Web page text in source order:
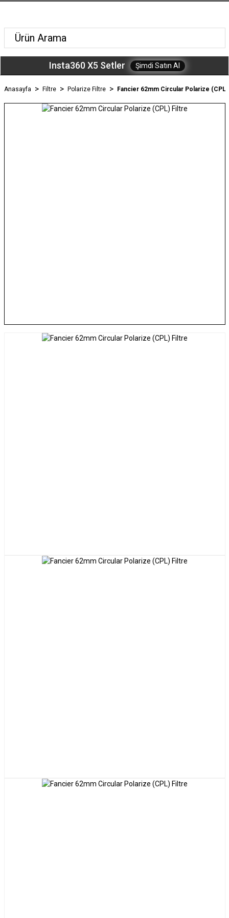
Insta360 X5 Setler Şimdi Satın Al
Anasayfa Filtre Polarize Filtre Fancier 62mm Circular Polarize